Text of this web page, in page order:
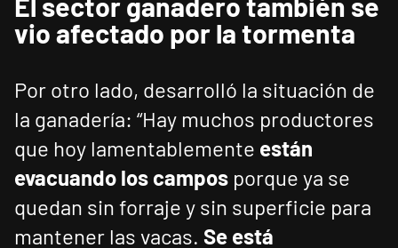
vio afectado por la tormenta
Por otro lado, desarrolló la situación de
la ganadería: “Hay muchos productores
que hoy lamentablemente están
evacuando los campos porque ya se
quedan sin forraje y sin superficie para
mantener las vacas. Se está